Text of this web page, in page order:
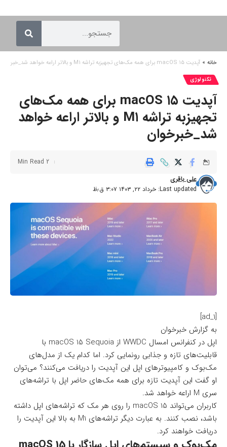
خانه » آپدیت macOS ۱۵ برای همه مک‌های تجهیزبه تراشه M۱ و بالاتر اراعه خواهد شد_خبرخوان
تکنولوژی
آپدیت macOS ۱۵ برای همه مک‌های
تجهیزبه تراشه M۱ و بالاتر اراعه خواهد
شد_خبرخوان
Last updated: خرداد ۲۲, ۱۴۰۳ ۳:۰۷ ق٫ظ
علی باقری
2 Min Read
[ad_1]
به گزارش خبرخوان
اپل در کنفرانس امسال WWDC از macOS 15 Sequoia با
قابلیت‌های تازه و جذابی رونمایی کرد. اما کدام یک از مدل‌های
مک‌بوک‌ و کامپیوترهای اپل این آپدیت را دریافت می‌کنند؟ می‌توان
او گفت این آپدیت تازه برای همه مک‌های حاضر اپل با تراشه‌های
سری M اراعه خواهد شد.
کاربران می‌تواند macOS 15 را روی هر مک که تراشه‌های اپل داشته
باشد، نصب کنند. به عبارت دیگر تراشه‌های M1 به بالا این آپدیت را
دریافت خواهند کرد.